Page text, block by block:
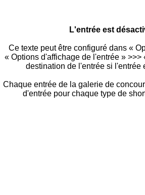
L'entrée est
Ce texte peut être configuré dans «
« Options d'affichage de l'entrée » >>>
destination de l'entrée si l'entrée
Chaque entrée de la galerie de
d'entrée pour chaque type de